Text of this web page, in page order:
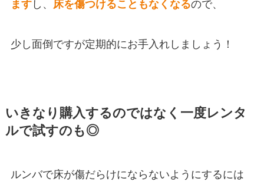
ますし、 床を傷つけることもなくなるので、
少し面倒ですが定期的にお手入れしましょう！
いきなり購入するのではなく一度レンタ
ルで試すのも◎
ルンバで床が傷だらけにならないようにするには